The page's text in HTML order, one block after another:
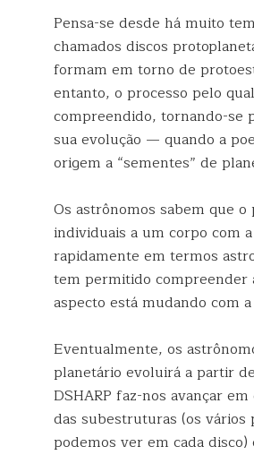
Pensa-se desde há muito
chamados discos
formam em torno de
entanto, o processo pelo
compreendido, tornando-se
sua evolução — quando a
origem a “sementes” de
Os astrônomos sabem que
individuais a um corpo com
rapidamente em termos
tem permitido compreender
aspecto está mudando com
Eventualmente, os
planetário evoluirá a partir
DSHARP faz-nos avançar
das subestruturas (os vários
podemos ver em cada